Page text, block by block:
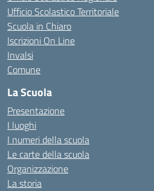
Ufficio Scolastico Territoriale
Scuola in Chiaro
Iscrizioni On Line
Invalsi
Comune
La Scuola
Presentazione
I luoghi
I numeri della scuola
Le carte della scuola
Organizzazione
La storia